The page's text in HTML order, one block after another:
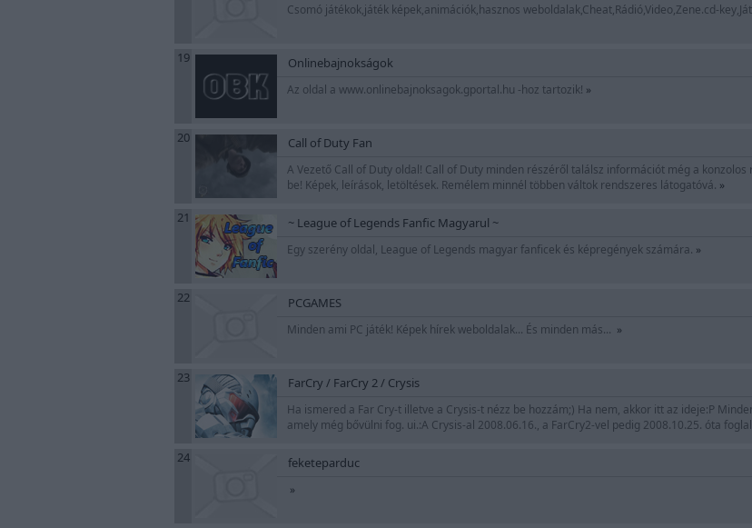
Csomó játékok,játék képek,animációk,hasznos weboldalak,Cheat,Rádió,Video,Zene.cd-
19 Onlinebajnokságok
Az oldal a www.onlinebajnoksagok.gportal.hu -hoz tartozik! »
20 Call of Duty Fan
A Vezető Call of Duty oldal! Call of Duty minden részéről találsz információt még a
be! Képek, leírások, letöltések. Remélem minnél többen váltok rendszeres látogatóvá. »
21 ~ League of Legends Fanfic Magyarul ~
Egy szerény oldal, League of Legends magyar fanficek és képregények számára. »
22 PCGAMES
Minden ami PC játék! Képek hírek weboldalak... És minden más... »
23 FarCry / FarCry 2 / Crysis
Ha ismered a Far Cry-t illetve a Crysis-t nézz be hozzám;) Ha nem, akkor itt az ideje:P
amely még bővülni fog. ui.:A Crysis-al 2008.06.16., a FarCry2-vel pedig 2008.10.25. óta
24 feketeparduc
»